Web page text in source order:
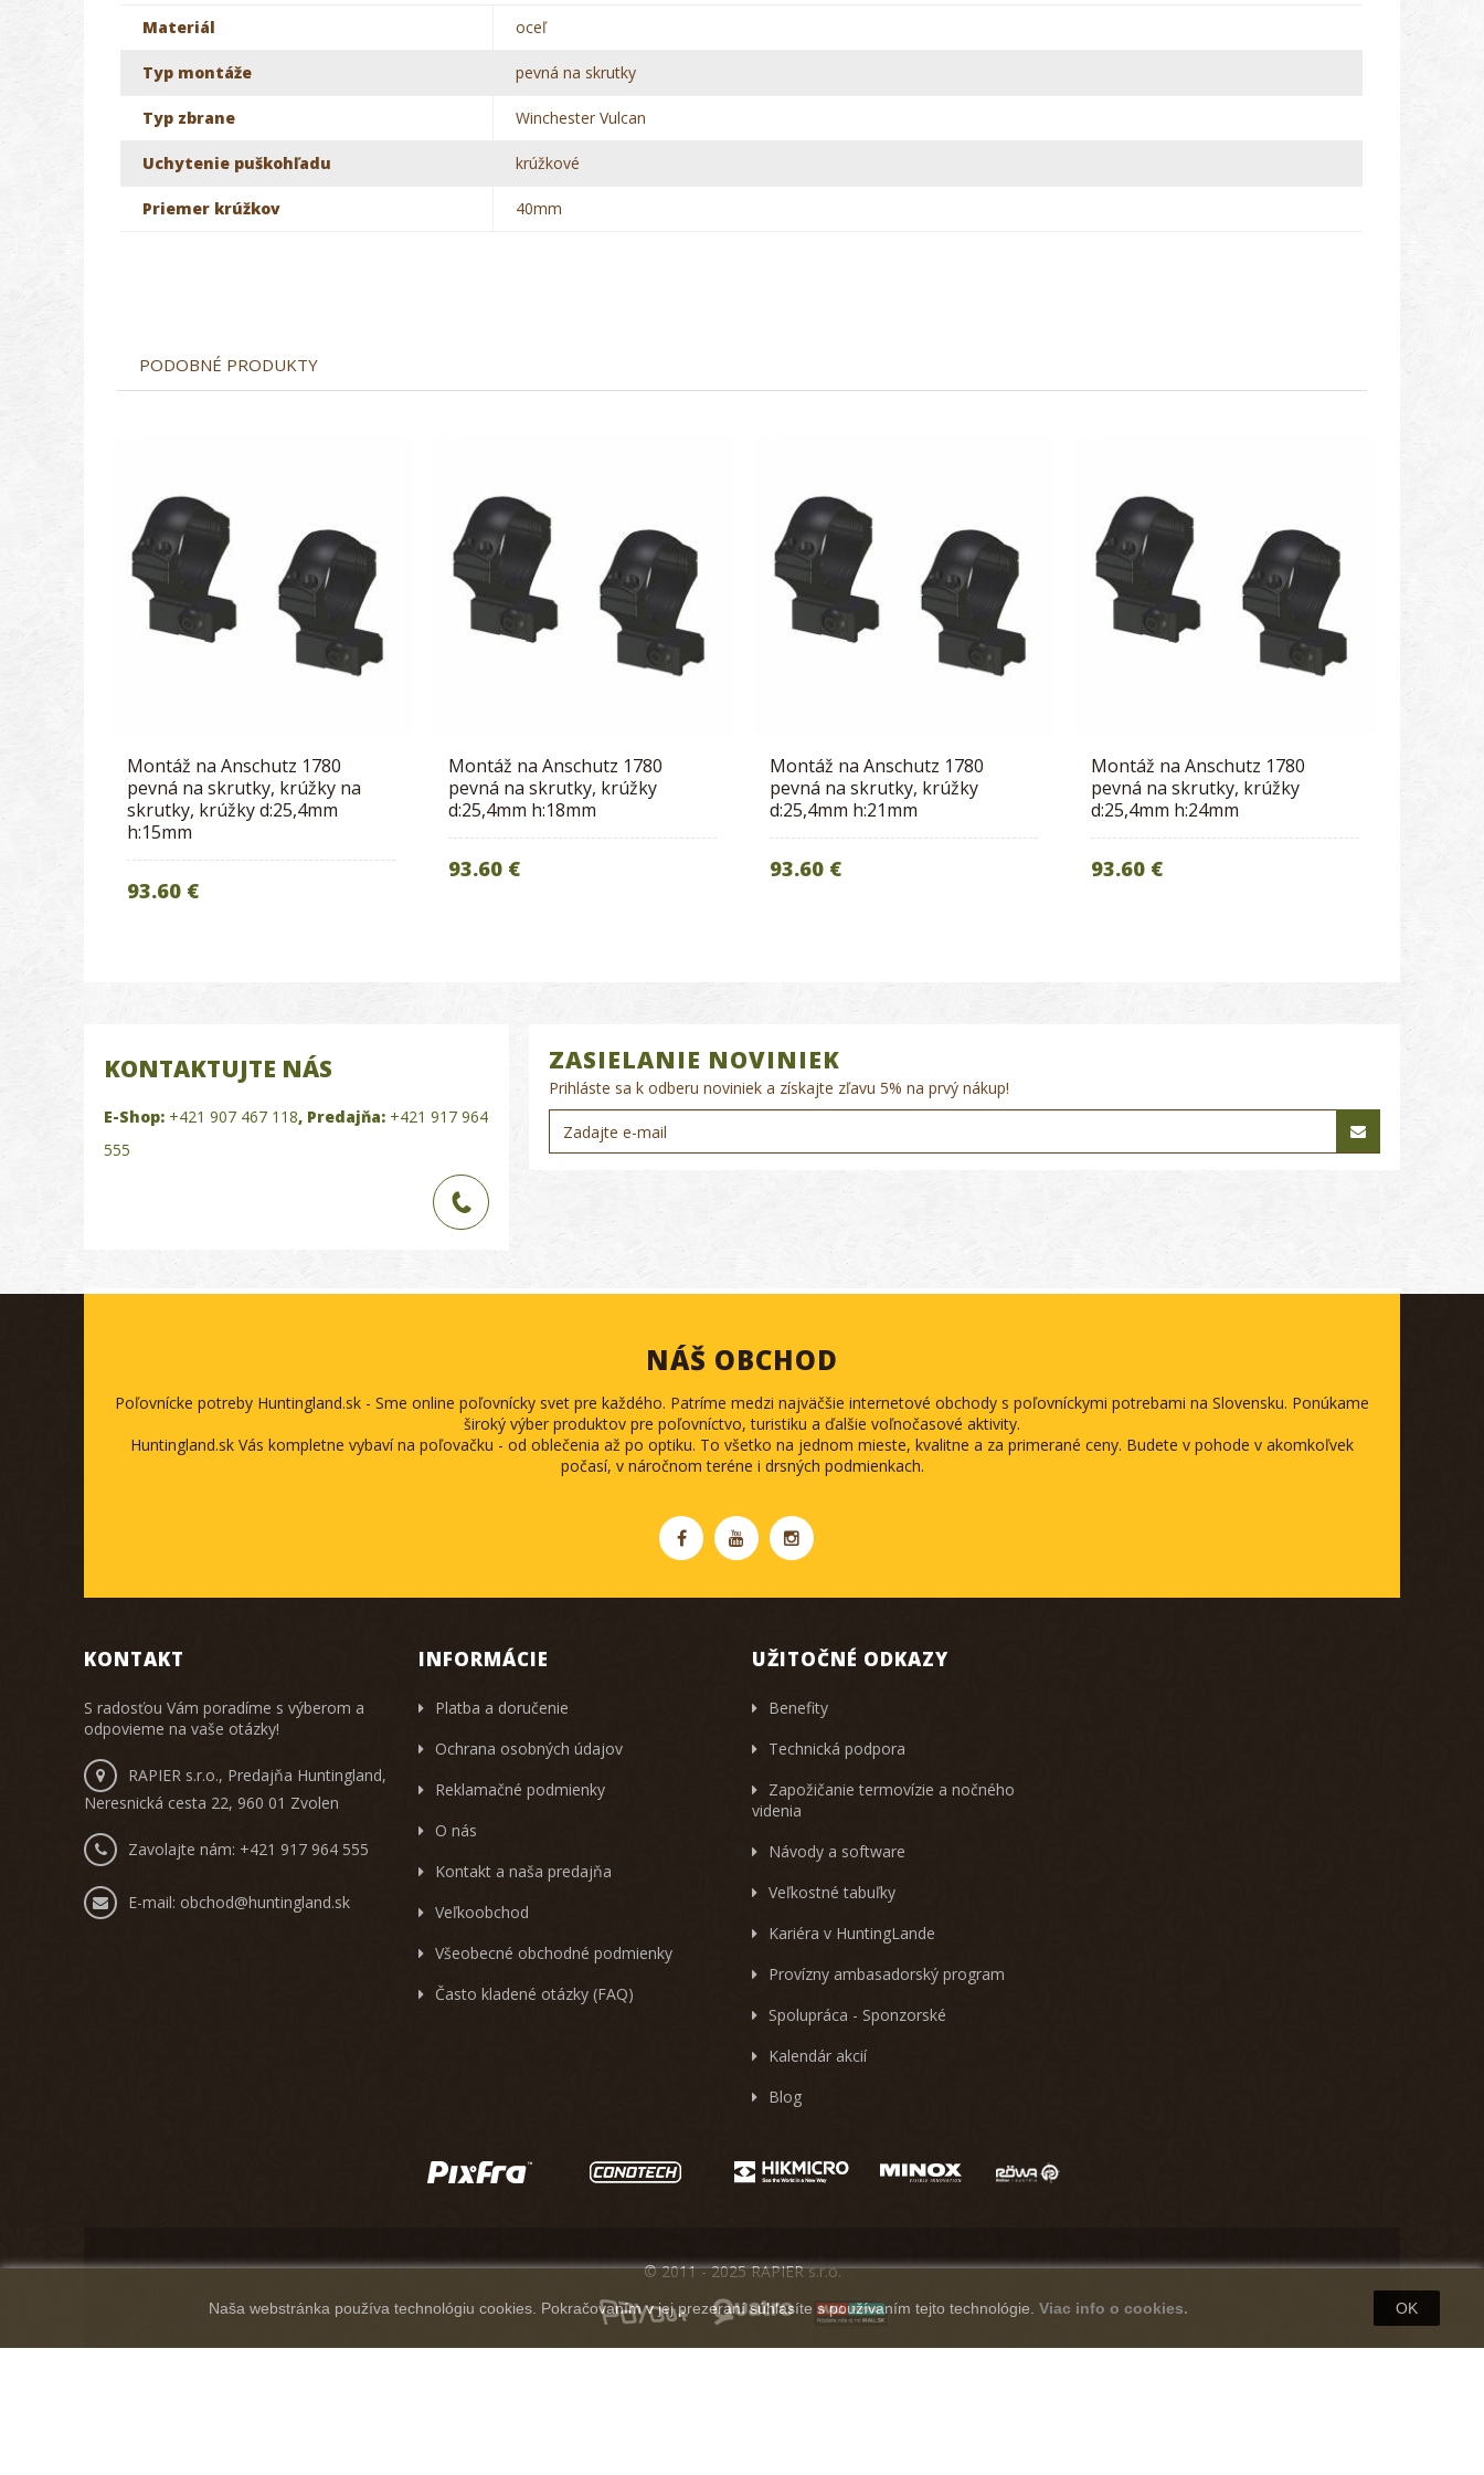
Materiál oceľ
Typ montáže pevná na skrutky
Typ zbrane Winchester Vulcan
Uchytenie puškohľadu krúžkové
Priemer krúžkov 40mm
PODOBNÉ PRODUKTY
Montáž na Anschutz 1780
pevná na skrutky, krúžky na
skrutky, krúžky d:25,4mm
h:15mm
93.60 €
Montáž na Anschutz 1780
pevná na skrutky, krúžky
d:25,4mm h:18mm
93.60 €
Montáž na Anschutz 1780
pevná na skrutky, krúžky
d:25,4mm h:21mm
93.60 €
Montáž na Anschutz 1780
pevná na skrutky, krúžky
d:25,4mm h:24mm
93.60 €
KONTAKTUJTE NÁS
E-Shop: +421 907 467 118, Predajňa: +421 917 964
555
ZASIELANIE NOVINIEK
Prihláste sa k odberu noviniek a získajte zľavu 5% na prvý nákup!
NÁŠ OBCHOD
Poľovnícke potreby Huntingland.sk - Sme online poľovnícky svet pre každého. Patríme medzi najväčšie internetové obchody s poľovníckymi potrebami na Slovensku. Ponúkame
široký výber produktov pre poľovníctvo, turistiku a ďalšie voľnočasové aktivity.
Huntingland.sk Vás kompletne vybaví na poľovačku - od oblečenia až po optiku. To všetko na jednom mieste, kvalitne a za primerané ceny. Budete v pohode v akomkoľvek
počasí, v náročnom teréne i drsných podmienkach.
KONTAKT
S radosťou Vám poradíme s výberom a
odpovieme na vaše otázky!
RAPIER s.r.o., Predajňa Huntingland,
Neresnická cesta 22, 960 01 Zvolen
Zavolajte nám: +421 917 964 555
E-mail: obchod@huntingland.sk
INFORMÁCIE
Platba a doručenie
Ochrana osobných údajov
Reklamačné podmienky
O nás
Kontakt a naša predajňa
Veľkoobchod
Všeobecné obchodné podmienky
Často kladené otázky (FAQ)
UŽITOČNÉ ODKAZY
Benefity
Technická podpora
Zapožičanie termovízie a nočného
videnia
Návody a software
Veľkostné tabuľky
Kariéra v HuntingLande
Provízny ambasadorský program
Spolupráca - Sponzorské
Kalendár akcií
Blog
Naša webstránka používa technológiu cookies. Pokračovaním v jej prezeraní súhlasíte s používaním tejto technológie. Viac info o cookies. OK
© 2011 - 2025 RAPIER s.r.o.